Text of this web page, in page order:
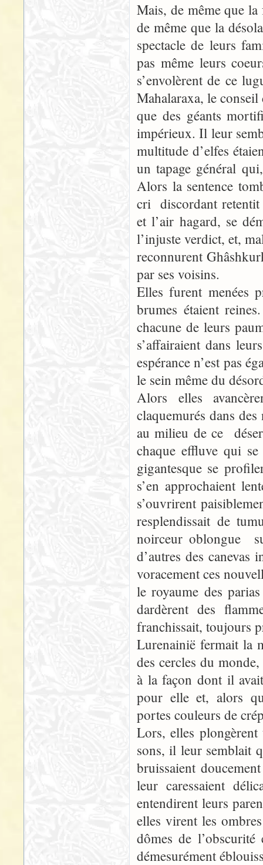
Mais, de même que
de même que la
spectacle de leurs
pas même leurs
s’envolèrent de ce
Mahalaraxa, le
que des géants
impérieux. Il leur
multitude d’elfes
un tapage général
Alors la sentence
cri discordant retentit
et l’air hagard, se
l’injuste verdict, et,
reconnurent
par ses voisins.
Elles furent menées
brumes étaient
chacune de leurs
s’affairaient dans
espérance n’est pas
le sein même du
Alors elles
claquemurés dans des
au milieu de ce
chaque effluve qui
gigantesque se
s’en approchaient
s’ouvrirent
resplendissait de
noirceur oblongue
d’autres des
voracement ces
le royaume des
dardèrent des
franchissait, toujours
Lurenainië fermait la
des cercles du
à la façon dont il
pour elle et, alors
portes couleurs de
Lors, elles plongèrent
sons, il leur semblait
bruissaient
leur caressaient
entendirent leurs
elles virent les
dômes de
démesurément